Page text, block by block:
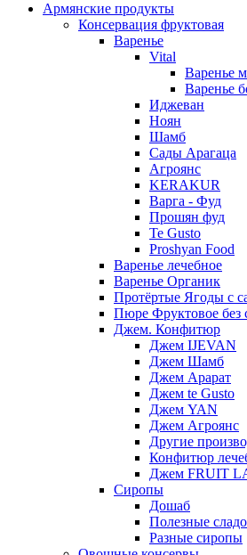
Армянские продукты
Консервация фруктовая
Варенье
Vital
Варенье
Варенье
Иджеван
Ноян
Шамб
Сады Арагаца
Агроянс
KERAKUR
Варга - Фуд
Прошян фуд
Te Gusto
Proshyan Food
Варенье лечебное
Варенье Органик
Протёртые Ягоды с
Пюре Фруктовое без
Джем. Конфитюр
Джем IJEVAN
Джем Шамб
Джем Арарат
Джем te Gusto
Джем YAN
Джем Агроянс
Другие
Конфитюр
Джем FRUIT
Сиропы
Дошаб
Полезные
Разные сиропы